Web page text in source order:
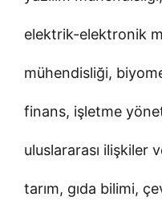
elektrik-elektronik
mühendisliği,
finans, işletme
uluslararası ilişkiler
tarım, gıda bilimi,